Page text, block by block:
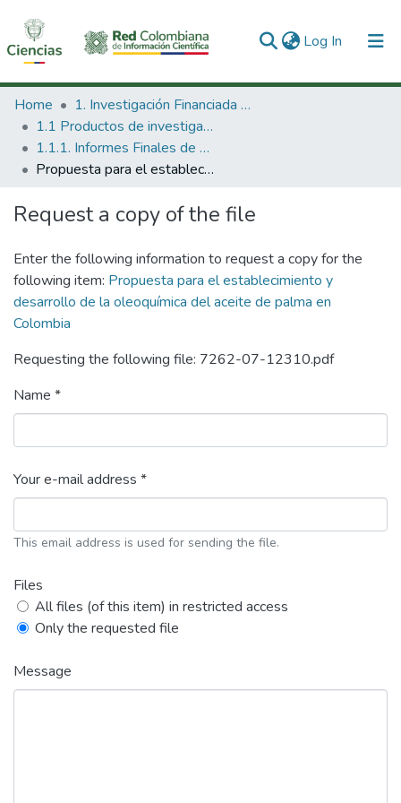
Log In (current)
Communities & Collections
All of DSpace
Statistics
Home
1. Investigación Financiada con Recursos Públicos
1.1 Productos de investigación
1.1.1. Informes Finales de Proyectos de Investigación
Propuesta para el establecimiento y desarrollo de la oleoquímica del aceite de palma en Colombia
Request a copy of the file
Enter the following information to request a copy for the
following item: Propuesta para el establecimiento y
desarrollo de la oleoquímica del aceite de palma en
Colombia
Requesting the following file: 7262-07-12310.pdf
Name *
Your e-mail address *
This email address is used for sending the file.
Files
All files (of this item) in restricted access
Only the requested file
Message